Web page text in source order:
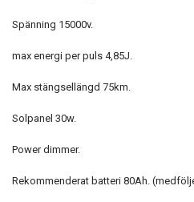
Spänning 15000v.
max energi per puls 4,85J.
Max stängsellängd 75km.
Solpanel 30w.
Power dimmer.
Rekommenderat batteri 80Ah.